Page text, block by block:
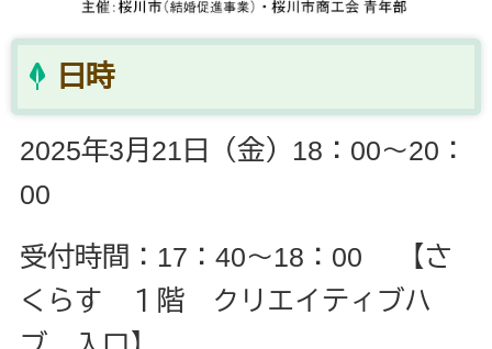
日時
2025年3月21日（金）18：00～20：
00
受付時間：17：40～18：00 【さ
くらす １階 クリエイティブハ